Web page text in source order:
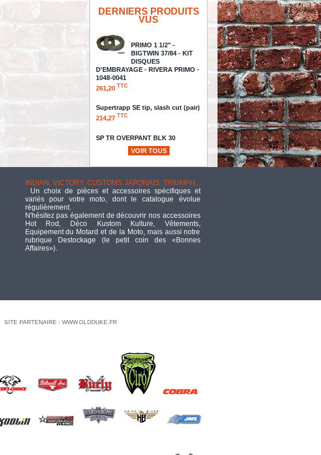
DERNIERS PRODUITS
VUS
PRIMO 1 1/2" -
BIGTWIN 37/84 - KIT
DISQUES
D'EMBRAYAGE - RIVERA PRIMO -
1048-0041
261,20 TTC
Supertrapp SE tip, slash cut (pair)
214,27 TTC
SP TR OVERPANT BLK 30
VINTAGE - FIXATIONS
LATERALES -
CHROME
136,53
38 INCH BLACK THROTTLE
CABLE
SOFTAIL 16/17 / DYNA FXDLS
TTC
F/O M-2 CF GT650R/S 07-13
757,10
TTC
DISCONTINUED BY NESS
0TTC
VOIR TOUS
INDIAN, VICTORY, CUSTOMS JAPONAIS, TRIUMPH...
:Un choix de pièces et accessoires spécifiques et
variés pour votre moto, dont le catalogue évolue
régulièrement.
N'hésitez pas également de découvrir nos accessoires
Hot Rod, Déco Kustom Kulture, Vêtements,
Equipement du Motard et de la Moto, mais aussi notre
rubrique Destockage (le petit coin des «Bonnes
Affaires»).
SITE PARTENAIRE : WWW.OLDDUKE.FR